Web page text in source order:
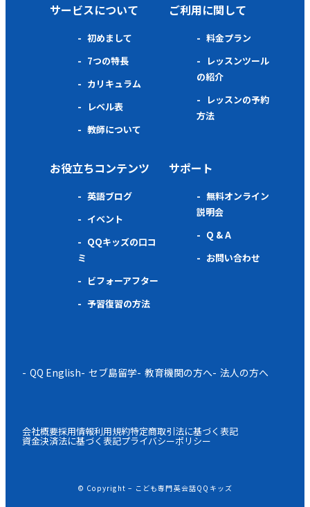
サービスについて
初めまして
7つの特長
カリキュラム
レベル表
教師について
ご利用に関して
料金プラン
レッスンツール
の紹介
レッスンの予約
方法
お役立ちコンテンツ
英語ブログ
イベント
QQキッズの口コ
ミ
ビフォーアフター
予習復習の方法
サポート
無料オンライン
説明会
Q & A
お問い合わせ
QQ English セブ島留学 教育機関の方へ 法人の方へ
会社概要採用情報利用規約特定商取引法に基づく表記
資金決済法に基づく表記プライバシーポリシー
© Copyright – こども専門英会話QQキッズ